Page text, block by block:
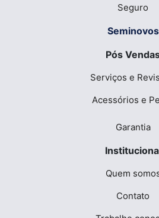
Seguro
Seminovos
Pós
Serviços e
Acessórios e
Garantia
Quem
Contato